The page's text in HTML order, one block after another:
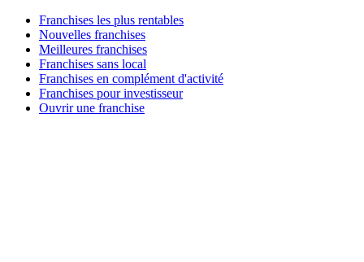
Franchises les plus rentables
Nouvelles franchises
Meilleures franchises
Franchises sans local
Franchises en complément d'activité
Franchises pour investisseur
Ouvrir une franchise